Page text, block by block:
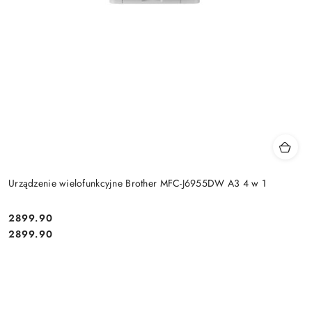
Urządzenie wielofunkcyjne Brother MFC-J6955DW A3 4 w 1
Cena:
2899.90
Cena:
2899.90